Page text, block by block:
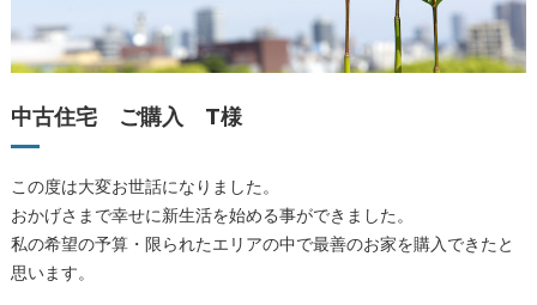
中古住宅 ご購入 T様
この度は大変お世話になりました。
おかげさまで幸せに新生活を始める事ができました。
私の希望の予算・限られたエリアの中で最善のお家を購入できたと
思います。